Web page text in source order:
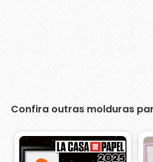
Confira outras molduras